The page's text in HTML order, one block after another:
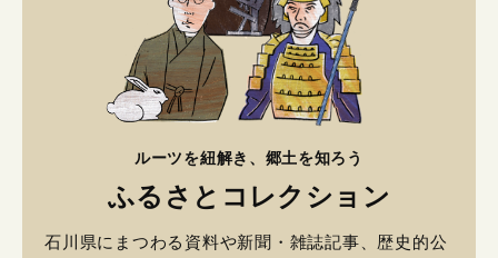
ルーツを紐解き、郷土を知ろう
ふるさとコレクション
石川県にまつわる資料や新聞・雑誌記事、歴史的公